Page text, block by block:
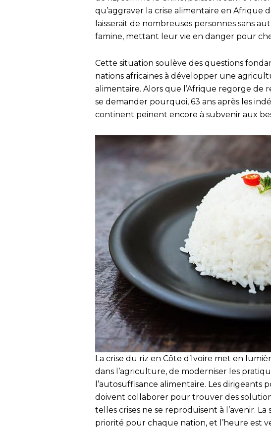
qu’aggraver la crise alimentaire en Afrique
laisserait de nombreuses personnes sans
famine, mettant leur vie en danger pour
Cette situation soulève des questions
nations africaines à développer une
alimentaire. Alors que l’Afrique regorge de
se demander pourquoi, 63 ans après les
continent peinent encore à subvenir aux
La crise du riz en Côte d’Ivoire met en
dans l’agriculture, de moderniser les
l’autosuffisance alimentaire. Les
doivent collaborer pour trouver des
telles crises ne se reproduisent à l’avenir.
priorité pour chaque nation, et l’heure est